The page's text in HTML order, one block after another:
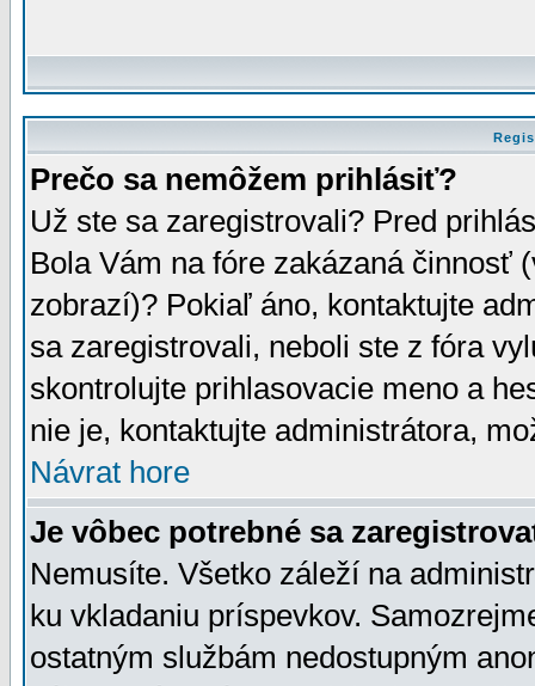
Prečo sa nemôžem prihlásiť?
Už ste sa zaregistrovali? Pred
Bola Vám na fóre zakázaná činnosť
zobrazí)? Pokiaľ áno, kontaktujte
sa zaregistrovali, neboli ste z fóra
skontrolujte prihlasovacie meno a
nie je, kontaktujte administrátora,
Návrat hore
Je vôbec potrebné sa
Nemusíte. Všetko záleží na
ku vkladaniu príspevkov.
ostatným službám nedostupným